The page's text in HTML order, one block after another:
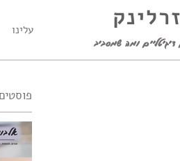
עלינו
ומה שמסביב